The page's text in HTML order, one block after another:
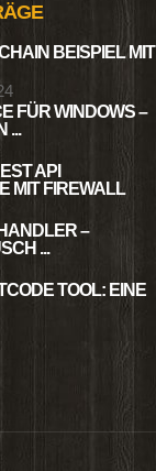
BEISPIEL MIT
FÜR WINDOWS –
...
API
MIT FIREWALL
–
...
TOOL: EINE